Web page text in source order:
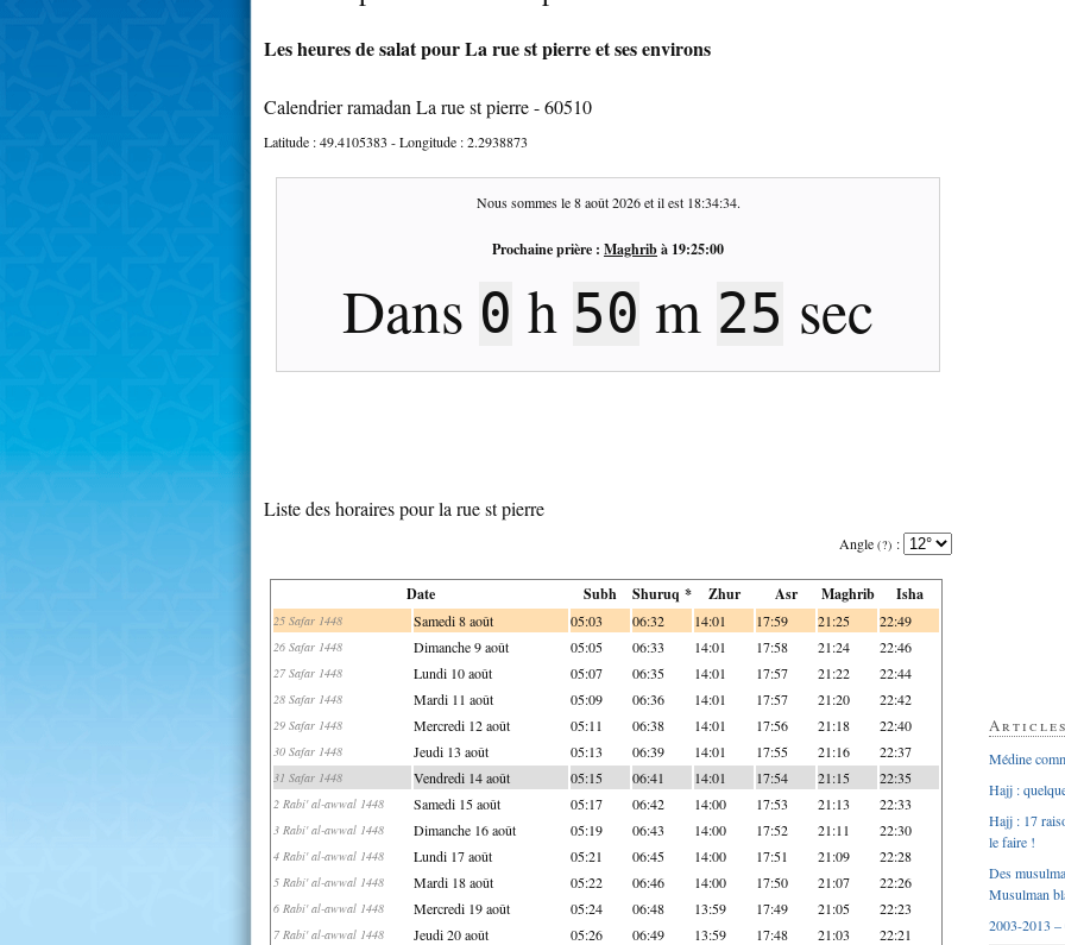
Les heures de salat pour La rue st pierre et ses environs
Calendrier ramadan La rue st pierre - 60510
Latitude :49.4105383 - Longitude :2.2938873
Nous sommes le8 août 2026et il est 18:34:35.
Prochaine prière : Maghribà 19:25:00
Dans 0 h 50 m 24 sec
Liste des horaires pour la rue st pierre
Angle (?) :
Date Subh Shuruq * Zhur Asr Maghrib Isha
25 Safar 1448 Samedi 8 août 05:03 06:32 14:01 17:59 21:25 22:49
26 Safar 1448 Dimanche 9 août 05:05 06:33 14:01 17:58 21:24 22:46
27 Safar 1448 Lundi 10 août 05:07 06:35 14:01 17:57 21:22 22:44
28 Safar 1448 Mardi 11 août 05:09 06:36 14:01 17:57 21:20 22:42
29 Safar 1448 Mercredi 12 août 05:11 06:38 14:01 17:56 21:18 22:40
30 Safar 1448 Jeudi 13 août 05:13 06:39 14:01 17:55 21:16 22:37
31 Safar 1448 Vendredi 14 août 05:15 06:41 14:01 17:54 21:15 22:35
2 Rabi' al-awwal 1448 Samedi 15 août 05:17 06:42 14:00 17:53 21:13 22:33
3 Rabi' al-awwal 1448 Dimanche 16 août 05:19 06:43 14:00 17:52 21:11 22:30
4 Rabi' al-awwal 1448 Lundi 17 août 05:21 06:45 14:00 17:51 21:09 22:28
5 Rabi' al-awwal 1448 Mardi 18 août 05:22 06:46 14:00 17:50 21:07 22:26
6 Rabi' al-awwal 1448 Mercredi 19 août 05:24 06:48 13:59 17:49 21:05 22:23
7 Rabi' al-awwal 1448 Jeudi 20 août 05:26 06:49 13:59 17:48 21:03 22:21
Médine
Hajj :
Hajj : 17
le faire !
Des
Musulman
2003-2013 –